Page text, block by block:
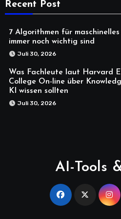
Recent Post
7 Algorithmen für
immer noch wichtig sind
Juli 30, 2026
Was Fachleute laut Harvard
College On-line über
KI wissen sollten
Juli 30, 2026
AI-Tools